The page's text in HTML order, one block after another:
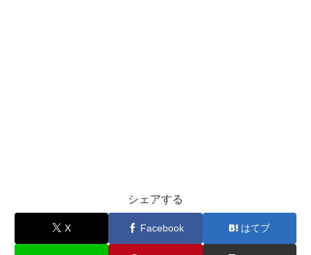
シェアする
X Facebook はてブ